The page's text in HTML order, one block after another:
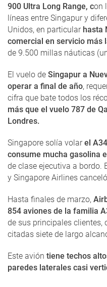
900 Ultra Long Range, con
líneas entre Singapur y
Unidos, en particularhasta
comercial en servicio más
de 9.500 millas náuticas
El vuelo de Singapur a
operar a final de año,
cifra que bate todos los
más que el vuelo 787 de
Londres.
Singapore solía volarel
consume mucha gasolina
de clase ejecutiva a bordo.
y Singapore Airlines
Hasta finales de marzo,
854 aviones de la familia
de sus principales clientes,
citadas siete de largo
Este avión tiene techos
paredes laterales casi